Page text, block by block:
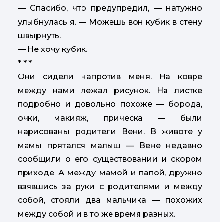
— Спасибо, что предупредил, — натужно
улыбнулась я. — Можешь вон кубик в стену
швырнуть.
— Не хочу кубик.
* * *
Они сидели напротив меня. На ковре
между нами лежал рисунок. На листке
подробно и довольно похоже — борода,
очки, макияж, прическа — были
нарисованы родители Вени. В животе у
мамы прятался малыш — Вене недавно
сообщили о его существовании и скором
приходе. А между мамой и папой, дружно
взявшись за руки с родителями и между
собой, стояли два мальчика — похожих
между собой и в то же время разных.